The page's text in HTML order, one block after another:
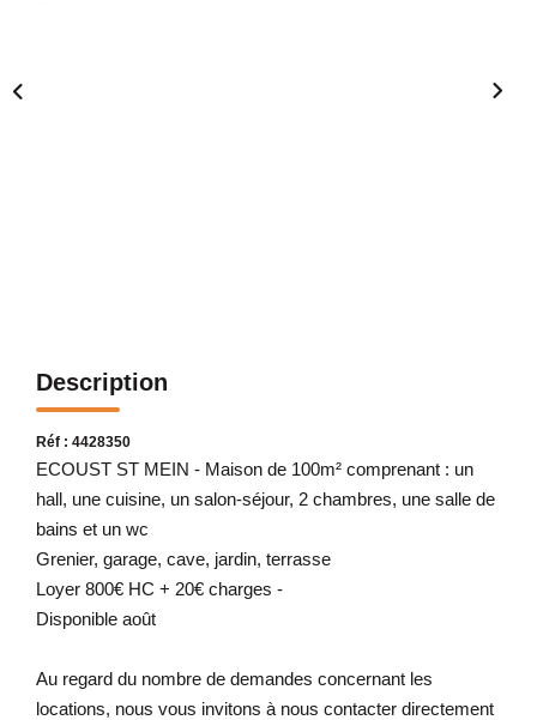
Description
Réf : 4428350
ECOUST ST MEIN - Maison de 100m² comprenant : un
hall, une cuisine, un salon-séjour, 2 chambres, une salle de
bains et un wc
Grenier, garage, cave, jardin, terrasse
Loyer 800€ HC + 20€ charges -
Disponible août
Au regard du nombre de demandes concernant les
locations, nous vous invitons à nous contacter directement